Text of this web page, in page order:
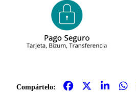
Compártelo: